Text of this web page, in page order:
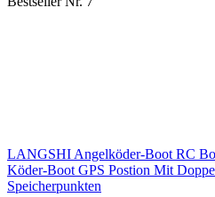
LANGSHI Angelköder-Boot RC
Köder-Boot GPS Postion Mit
Speicherpunkten